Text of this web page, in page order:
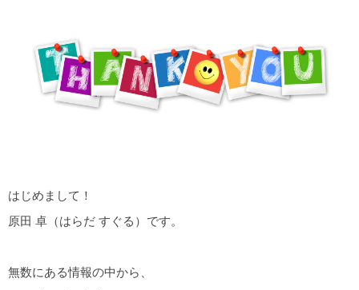
はじめまして！
原田 卓（はらだ すぐる）です。
無数にある情報の中から、